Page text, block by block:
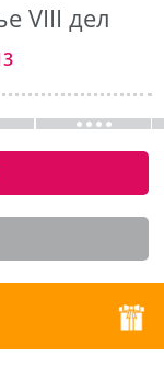
VIII дел